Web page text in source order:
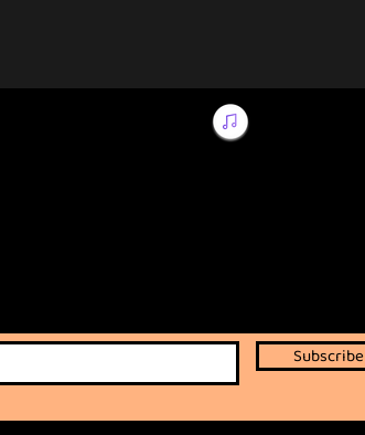
Subscribe